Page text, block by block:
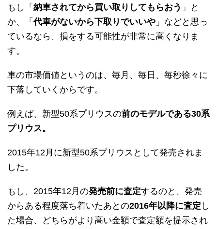
もし「 納車されてから買い取りしてもらおう 」と
か、「代車がないから下取りでいいや 」などと思っ
ているなら、損をする可能性が非常に高くなりま
す。
車の市場価値というのは、毎月、毎日、毎秒徐々に
下落していくからです。
例えば、新型50系プリウスの前のモデルである30系
プリウス。
2015年12月に新型50系プリウスとして発売されま
した。
もし、2015年12月の発売前に査定するのと、発売
からある程度落ち着いたあとの2016年以降に査定 し
た場合、どちらがより高い金額で査定額を提示され